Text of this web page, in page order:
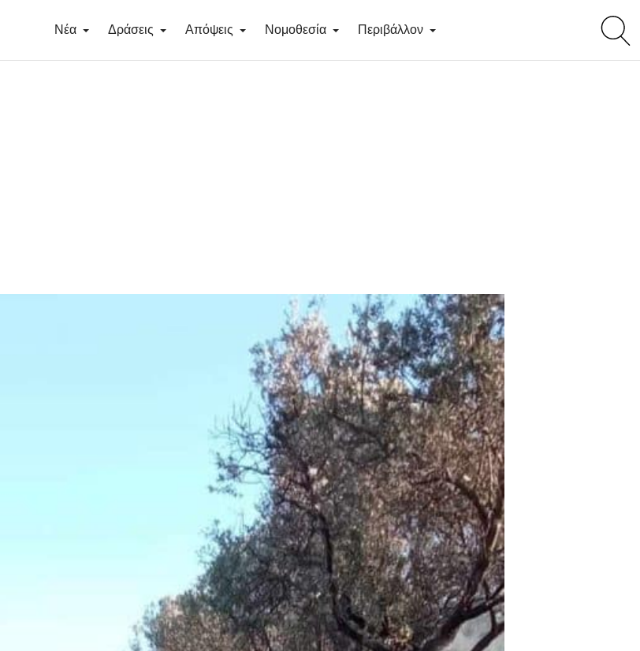
search
Νέα Δράσεις Απόψεις Νομοθεσία Περιβάλλον